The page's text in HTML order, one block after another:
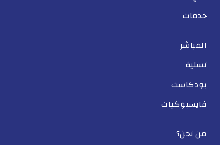
خدمات
المباشر
تسلية
بودكاست
فايسبوكيات
من نحن؟